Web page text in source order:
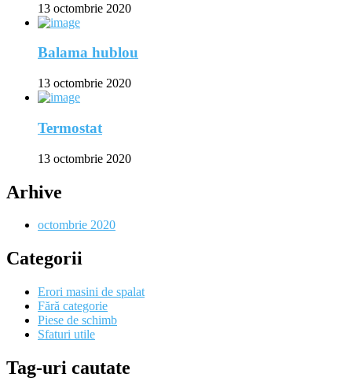
13 octombrie 2020
Balama hublou
13 octombrie 2020
Termostat
13 octombrie 2020
Arhive
octombrie 2020
Categorii
Erori masini de spalat
Fără categorie
Piese de schimb
Sfaturi utile
Tag-uri cautate